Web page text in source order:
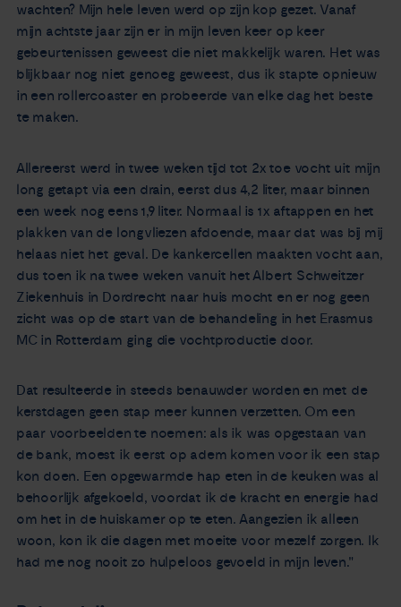
wachten? Mijn hele leven werd op zijn kop gezet. Vanaf
mijn achtste jaar zijn er in mijn leven keer op keer
gebeurtenissen geweest die niet makkelijk waren. Het was
blijkbaar nog niet genoeg geweest, dus ik stapte opnieuw
in een rollercoaster en probeerde van elke dag het beste
te maken.
Allereerst werd in twee weken tijd tot 2x toe vocht uit mijn
long getapt via een drain, eerst dus 4,2 liter, maar binnen
een week nog eens 1,9 liter. Normaal is 1x aftappen en het
plakken van de longvliezen afdoende, maar dat was bij mij
helaas niet het geval. De kankercellen maakten vocht aan,
dus toen ik na twee weken vanuit het Albert Schweitzer
Ziekenhuis in Dordrecht naar huis mocht en er nog geen
zicht was op de start van de behandeling in het Erasmus
MC in Rotterdam ging die vochtproductie door.
Dat resulteerde in steeds benauwder worden en met de
kerstdagen geen stap meer kunnen verzetten. Om een
paar voorbeelden te noemen: als ik was opgestaan van
de bank, moest ik eerst op adem komen voor ik een stap
kon doen. Een opgewarmde hap eten in de keuken was al
behoorlijk afgekoeld, voordat ik de kracht en energie had
om het in de huiskamer op te eten. Aangezien ik alleen
woon, kon ik die dagen met moeite voor mezelf zorgen. Ik
had me nog nooit zo hulpeloos gevoeld in mijn leven."